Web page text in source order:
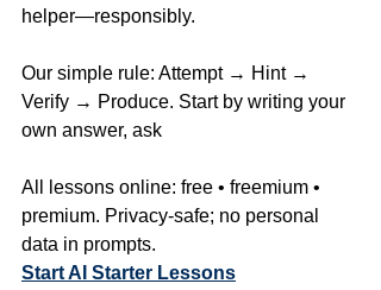
helper—responsibly.
Our simple rule: Attempt → Hint →
Verify → Produce. Start by writing your
own answer, ask
All lessons online: free • freemium •
premium. Privacy-safe; no personal
data in prompts.
Start AI Starter Lessons